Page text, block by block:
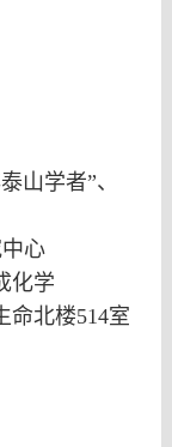
山学者”、
心
化学
命北楼514室